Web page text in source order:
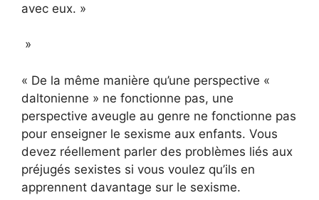
avec eux. »
»
« De la même manière qu’une perspective «
daltonienne » ne fonctionne pas, une
perspective aveugle au genre ne fonctionne pas
pour enseigner le sexisme aux enfants. Vous
devez réellement parler des problèmes liés aux
préjugés sexistes si vous voulez qu’ils en
apprennent davantage sur le sexisme.